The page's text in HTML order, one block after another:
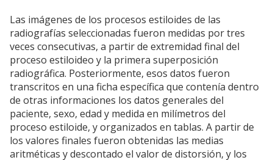
Las imágenes de los procesos estiloides de las
radiografías seleccionadas fueron medidas por tres
veces consecutivas, a partir de extremidad final del
proceso estiloideo y la primera superposición
radiográfica. Posteriormente, esos datos fueron
transcritos en una ficha específica que contenía dentro
de otras informaciones los datos generales del
paciente, sexo, edad y medida en milímetros del
proceso estiloide, y organizados en tablas. A partir de
los valores finales fueron obtenidas las medias
aritméticas y descontado el valor de distorsión, y los